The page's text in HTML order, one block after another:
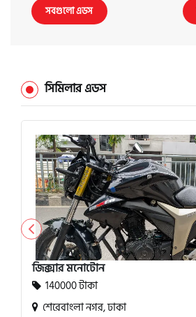
সবগুলো এডস
সিমিলার এডস
জিক্সার মনোটোন
140000 টাকা
শেরেবাংলা নগর, ঢাকা